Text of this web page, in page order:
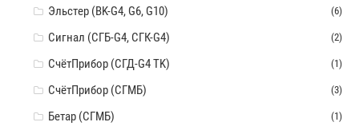
Эльстер (BK-G4, G6, G10) (6)
Сигнал (СГБ-G4, СГК-G4) (2)
СчётПрибор (СГД-G4 TK) (1)
СчётПрибор (СГМБ) (3)
Бетар (СГМБ) (1)